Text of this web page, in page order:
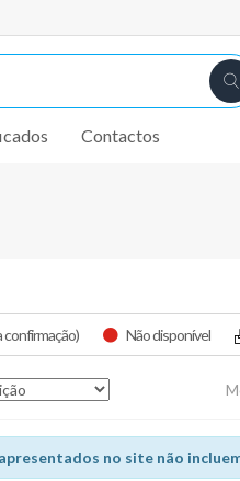
Contactos
confirmação) Não disponível
no site não